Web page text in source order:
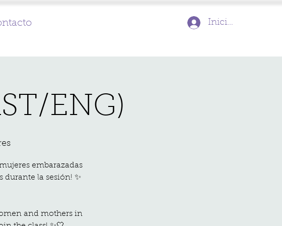
Inicia la sessió
ENG)
embarazadas
durante la sesión! ✨
and mothers in